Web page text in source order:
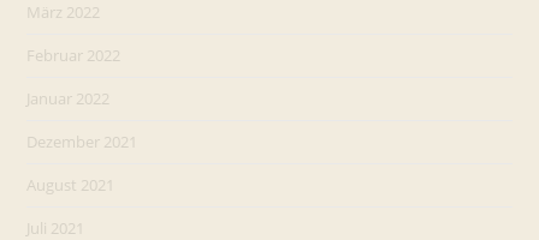
März 2022
Februar 2022
Januar 2022
Dezember 2021
August 2021
Juli 2021